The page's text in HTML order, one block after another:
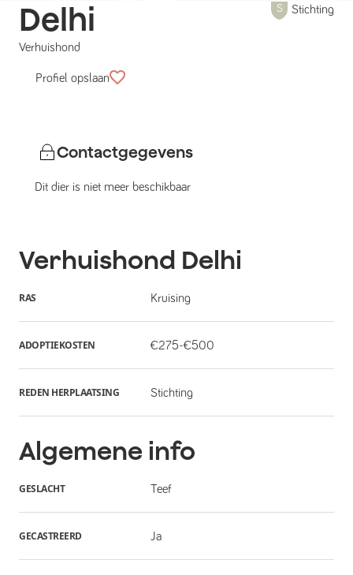
Delhi
Verhuishond
Stichting
Profiel opslaan
Contactgegevens
Dit dier is niet meer beschikbaar
Verhuishond Delhi
RAS Kruising
ADOPTIEKOSTEN €275-€500
REDEN HERPLAATSING Stichting
Algemene info
GESLACHT Teef
GECASTREERD Ja